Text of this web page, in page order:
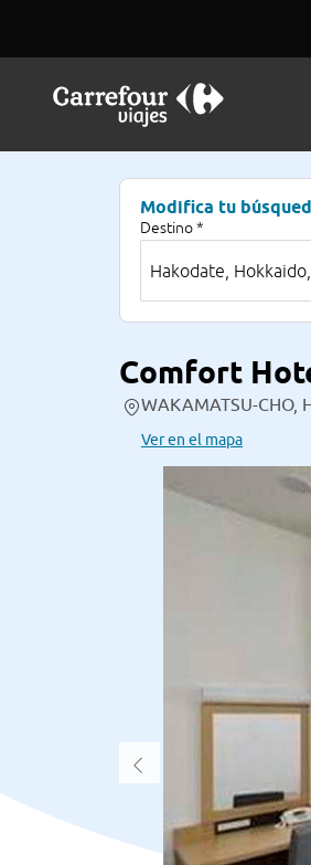
Modifica tu
Destino *
Comfort
WAKAMATSU-CHO,
Ver en el mapa